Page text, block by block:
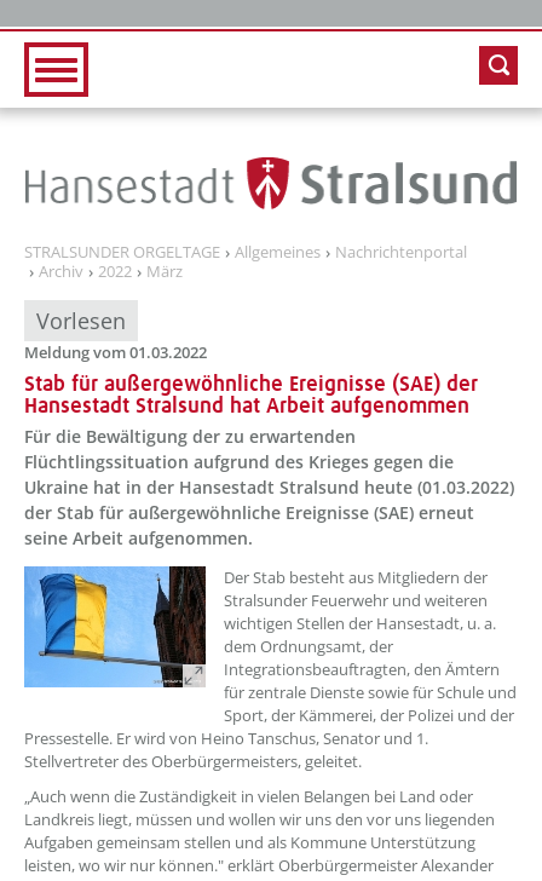
STRALSUNDER ORGELTAGE Allgemeines
Nachrichtenportal
Archiv
2022 März
Vorlesen
Meldung vom 01.03.2022
Stab für außergewöhnliche Ereignisse (SAE) der
Hansestadt Stralsund hat Arbeit aufgenommen
Für die Bewältigung der zu erwartenden
Flüchtlingssituation aufgrund des Krieges gegen die
Ukraine hat in der Hansestadt Stralsund heute (01.03.2022)
der Stab für außergewöhnliche Ereignisse (SAE) erneut
seine Arbeit aufgenommen.
??? absaetzeOben[1]/titel ???
Der Stab besteht aus Mitgliedern der
Stralsunder Feuerwehr und weiteren
wichtigen Stellen der Hansestadt, u. a.
dem Ordnungsamt, der
Integrationsbeauftragten, den Ämtern
für zentrale Dienste sowie für Schule und
Sport, der Kämmerei, der Polizei und der
Pressestelle. Er wird von Heino Tanschus, Senator und 1.
Stellvertreter des Oberbürgermeisters, geleitet.
„Auch wenn die Zuständigkeit in vielen Belangen bei Land oder
Landkreis liegt, müssen und wollen wir uns den vor uns liegenden
Aufgaben gemeinsam stellen und als Kommune Unterstützung
leisten, wo wir nur können." erklärt Oberbürgermeister Alexander